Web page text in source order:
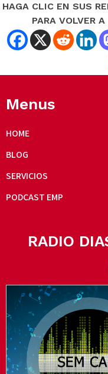
HAGA CLIC EN SUS
PARA VOLVER
Menus
HOME
BLOG
SERVICIOS
PODCAST EMP
RADIO